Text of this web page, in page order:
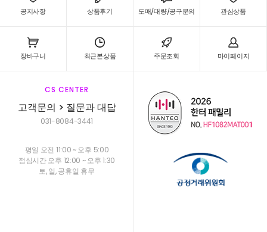
공지사항 상품후기 도매/대량/공구문의 관심상품
장바구니 최근본상품 주문조회 마이페이지
CS CENTER
고객문의 > 질문과 대답
031-8084-3441
평일 오전 11:00 ~ 오후 5:00
점심시간 오후 12:00 ~ 오후 1:30
토, 일, 공휴일 휴무